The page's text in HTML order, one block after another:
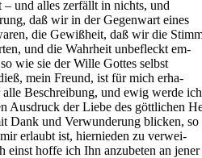
alles zerfällt in nichts, und
daß wir in der Gegenwart eines
die Gewißheit, daß wir die
und die Wahrheit unbefleckt em-
wie sie der Wille Gottes selbst
mein Freund, ist für mich erha-
Beschreibung, und ewig werde ich
der Liebe des göttlichen
und Verwunderung blicken, so
erlaubt ist, hiernieden zu verwei-
hoffe ich Ihn anzubeten an jener